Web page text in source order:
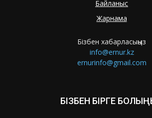
Байланыс
Жарнама
Бізбен хабарласыңыз
info@ernur.kz
ernurinfo@gmail.com
БІЗБЕН БІРГЕ